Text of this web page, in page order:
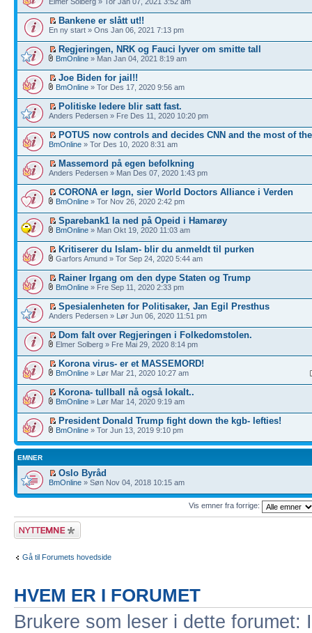
Bankene er slått ut!!
En ny start » Ons Jan 06, 2021 7:13 pm
Regjeringen, NRK og Fauci lyver om smitte tall
BmOnline » Man Jan 04, 2021 8:19 am
Joe Biden for jail!!
BmOnline » Tor Des 17, 2020 9:56 am
Politiske ledere blir satt fast.
Anders Pedersen » Fre Des 11, 2020 10:20 pm
POTUS now controls and decides CNN and the most of
BmOnline » Tor Des 10, 2020 8:31 am
Massemord på egen befolkning
Anders Pedersen » Man Des 07, 2020 1:43 pm
CORONA er løgn, sier World Doctors Alliance i Verden
BmOnline » Tor Nov 26, 2020 2:42 pm
Sparebank1 la ned på Opeid i Hamarøy
BmOnline » Man Okt 19, 2020 11:03 am
Kritiserer du Islam- blir du anmeldt til purken
Garfors Amund » Tor Sep 24, 2020 5:44 am
Rainer Irgang om den dype Staten og Trump
BmOnline » Fre Sep 11, 2020 2:33 pm
Spesialenheten for Politisaker, Jan Egil Presthus
Anders Pedersen » Lør Jun 06, 2020 11:51 pm
Dom falt over Regjeringen i Folkedomstolen.
Elmer Solberg » Fre Mai 29, 2020 8:14 pm
Korona virus- er et MASSEMORD!
BmOnline » Lør Mar 21, 2020 10:27 am
Korona- tullball nå også lokalt..
BmOnline » Lør Mar 14, 2020 9:19 am
President Donald Trump fight down the kgb- lefties!
BmOnline » Tor Jun 13, 2019 9:10 pm
EMNER
Oslo Byråd
BmOnline » Søn Nov 04, 2018 10:15 am
Vis emner fra forrige:
Legg inn et nytt
emne
Gå til Forumets hovedside
HVEM ER I FORUMET
Brukere som leser i dette